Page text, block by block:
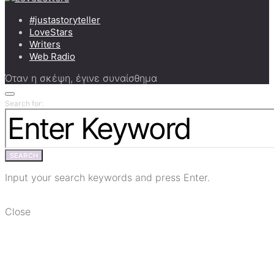
#justastoryteller
LoveStars
Writers
Web Radio
Όταν η σκέψη, έγινε συναίσθημα
Search for:
SEARCH
Input your search keywords and press Enter.
Close